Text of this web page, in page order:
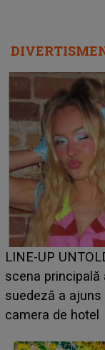
Ce a dezvăluit
luat prin
BĂIATUL VIZAT
faptului împlinit,